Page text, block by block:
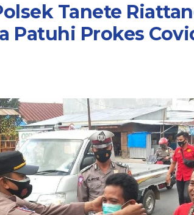
Tanete
Patuhi Prokes